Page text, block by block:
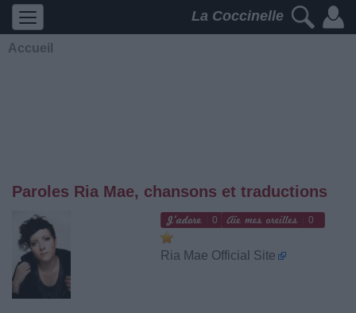
La Coccinelle
Accueil
Paroles Ria Mae, chansons et traductions
0 0
Ria Mae Official Site